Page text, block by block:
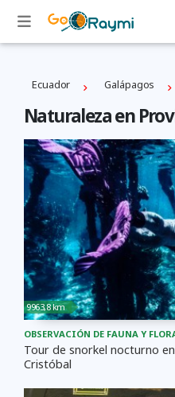
Ecuador Galápagos
Naturaleza en
9963,8 km
OBSERVACIÓN DE FAUNA Y
Tour de snorkel nocturno
Cristóbal